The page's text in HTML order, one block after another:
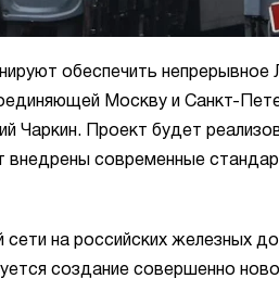
обеспечить
Москву и Санкт-
Чаркин. Проект будет
внедрены современные
на российских железных
создание совершенно